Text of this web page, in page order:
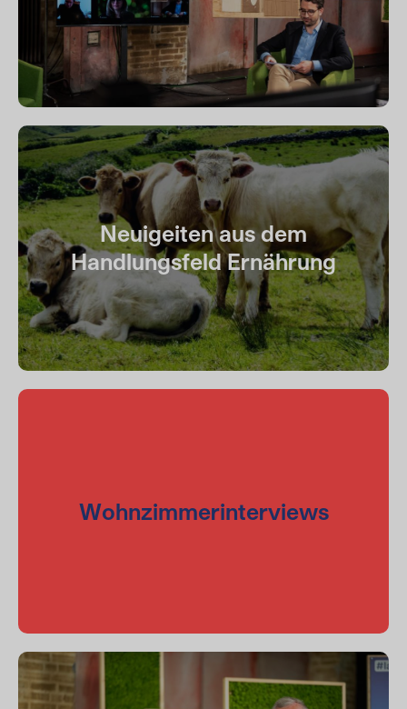
Neuigeiten aus dem
Handlungsfeld Ernährung
Wohnzimmerinterviews